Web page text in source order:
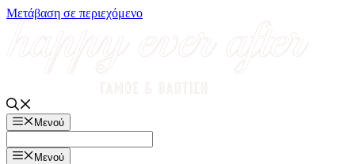
Μετάβαση σε περιεχόμενο
Μενού
Μενού